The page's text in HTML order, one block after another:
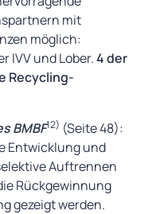
mit
möglich:
IVV und Lober.4 der
Recycling-
BMBF12) (Seite 48):
Entwicklung und
Auftrennen
Rückgewinnung
gezeigt werden.